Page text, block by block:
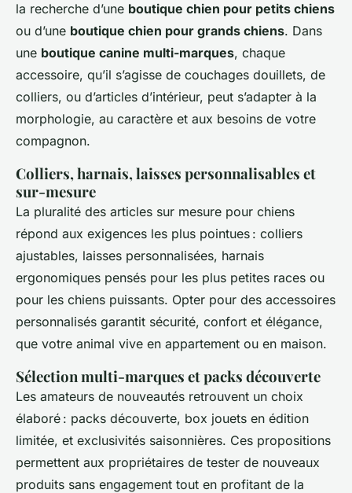
la recherche d’une boutique chien pour petits chiens
ou d’une boutique chien pour grands chiens. Dans
une boutique canine multi-marques, chaque
accessoire, qu’il s’agisse de couchages douillets, de
colliers, ou d’articles d’intérieur, peut s’adapter à la
morphologie, au caractère et aux besoins de votre
compagnon.
Colliers, harnais, laisses personnalisables et
sur-mesure
La pluralité des articles sur mesure pour chiens
répond aux exigences les plus pointues : colliers
ajustables, laisses personnalisées, harnais
ergonomiques pensés pour les plus petites races ou
pour les chiens puissants. Opter pour des accessoires
personnalisés garantit sécurité, confort et élégance,
que votre animal vive en appartement ou en maison.
Sélection multi-marques et packs découverte
Les amateurs de nouveautés retrouvent un choix
élaboré : packs découverte, box jouets en édition
limitée, et exclusivités saisonnières. Ces propositions
permettent aux propriétaires de tester de nouveaux
produits sans engagement tout en profitant de la